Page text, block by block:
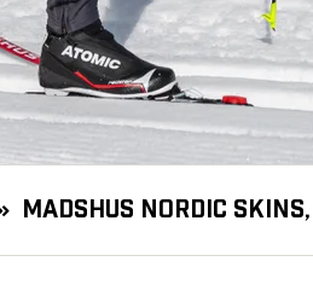
MADSHUS NORDIC